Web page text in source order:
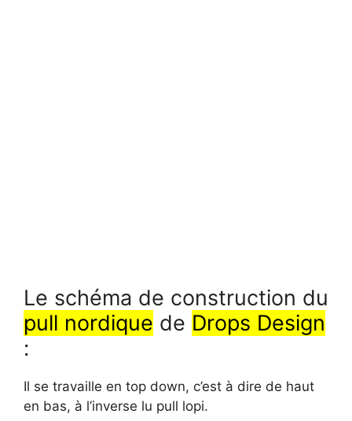
Le schéma de construction du
pull nordique de Drops Design
:
Il se travaille en top down, c’est à dire de haut
en bas, à l’inverse lu pull lopi.